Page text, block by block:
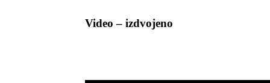
Video – izdvojeno